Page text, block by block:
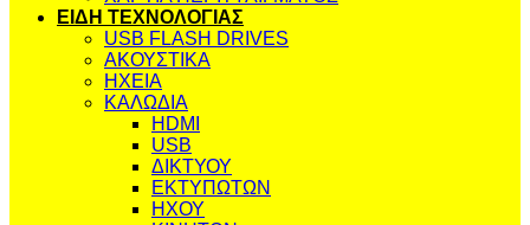
ΕΙΔΗ ΤΕΧΝΟΛΟΓΙΑΣ
USB FLASH DRIVES
ΑΚΟΥΣΤΙΚΑ
ΗΧΕΙΑ
ΚΑΛΩΔΙΑ
HDMI
USB
ΔΙΚΤΥΟΥ
ΕΚΤΥΠΩΤΩΝ
ΗΧΟΥ